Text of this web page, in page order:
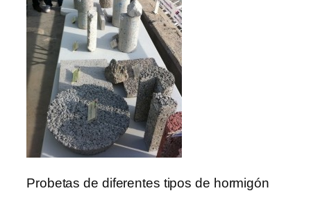
Probetas de diferentes tipos de hormigón